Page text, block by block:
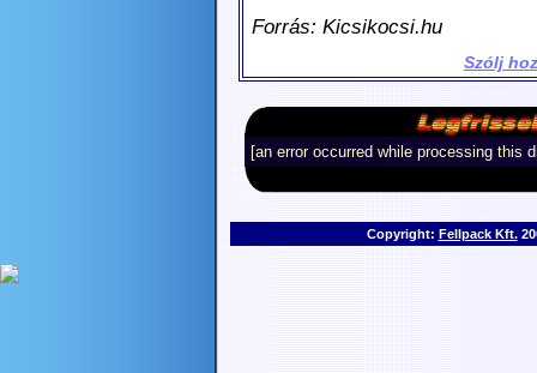
Forrás: Kicsikocsi.hu
Szólj
[an error occurred while processing this
Copyright: Fellpack Kft.